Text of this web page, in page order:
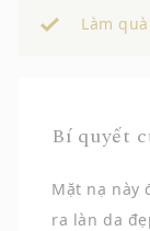
Làm
Bí quyết
Mặt nạ này
ra làn da